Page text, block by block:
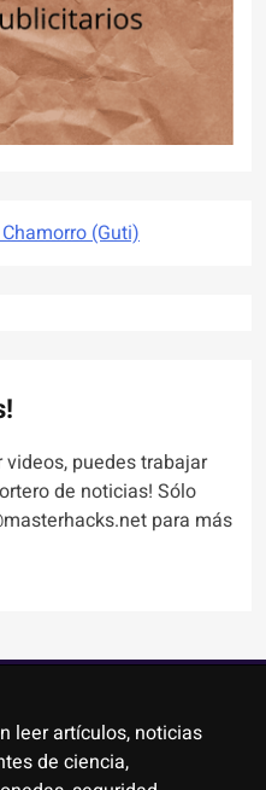
(Guti)
puedes trabajar
de noticias! Sólo
para más
leer artículos, noticias
de ciencia,